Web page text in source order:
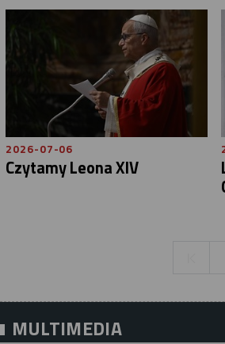
2026-07-06
Czytamy Leona XIV
MULTIMEDIA